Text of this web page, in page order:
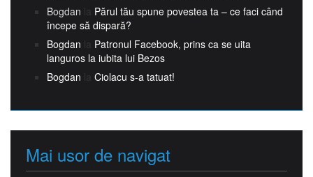
Bogdan la Părul tău spune povestea ta – ce faci când
începe să dispară?
Bogdan la Patronul Facebook, prins ca se uita
languros la iubita lui Bezos
Bogdan la Ciolacu s-a tatuat!
Mai usor de navigat